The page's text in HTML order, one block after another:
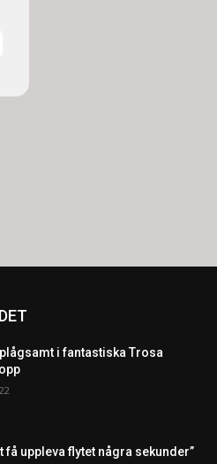
i fantastiska Trosa
få uppleva flytet några sekunder”